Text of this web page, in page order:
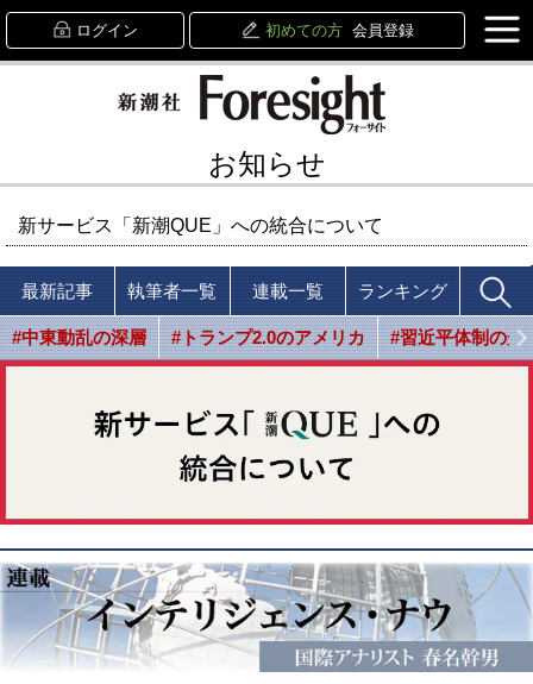
ログイン 初めての方 会員登録
お知らせ
新サービス「新潮QUE」への統合について
最新記事 執筆者一覧 連載一覧 ランキング
#中東動乱の深層 #トランプ2.0のアメリカ #習近平体制の光